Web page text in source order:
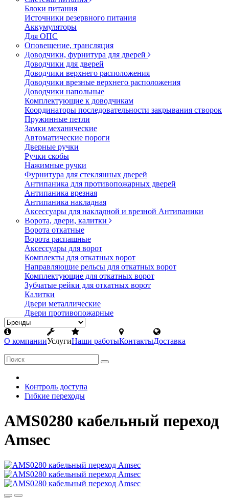
Блоки питания
Источники резервного питания
Аккумуляторы
Для ОПС
Оповещение, трансляция
Доводчики, фурнитура для дверей
Доводчики для дверей
Доводчики верхнего расположения
Доводчики врезные верхнего расположения
Доводчики напольные
Комплектующие к доводчикам
Координаторы последовательности закрывания створок
Пружинные петли
Замки механические
Автоматические пороги
Дверные ручки
Ручки скобы
Нажимные ручки
Фурнитура для стеклянных дверей
Антипаника для противопожарных дверей
Антипаника врезная
Антипаника накладная
Аксессуары для накладной и врезной Антипаники
Ворота, двери, калитки
Ворота откатные
Ворота распашные
Аксессуары для ворот
Комплекты для откатных ворот
Направляющие рельсы для откатных ворот
Комплектующие для откатных ворот
Зубчатые рейки для откатных ворот
Калитки
Двери металлические
Двери противопожарные
О компанииУслугиНаши работыКонтактыДоставка
Контроль доступа
Гибкие переходы
AMS0280 кабельный переход
Amsec